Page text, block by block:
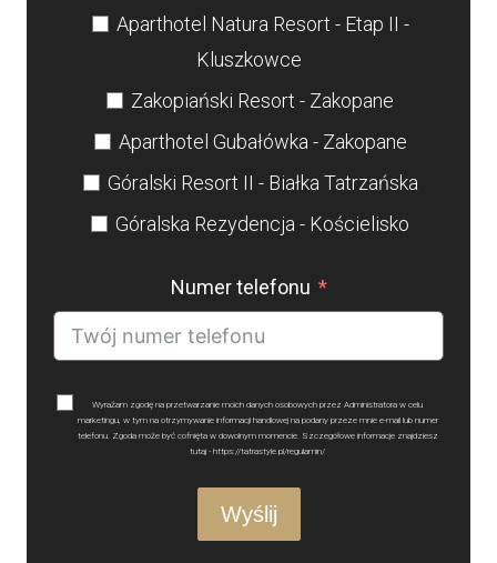
Aparthotel Natura Resort - Etap II -
Kluszkowce
Zakopiański Resort - Zakopane
Aparthotel Gubałówka - Zakopane
Góralski Resort II - Białka Tatrzańska
Góralska Rezydencja - Kościelisko
Numer telefonu
Wyrażam zgodę na przetwarzanie moich danych osobowych przez Administratora w celu
marketingu, w tym na otrzymywanie informacji handlowej na podany przeze mnie e-mail lub numer
telefonu. Zgoda może być cofnięta w dowolnym momencie. Szczegółowe informacje znajdziesz
tutaj - https://tatrastyle.pl/regulamin/
Wyślij